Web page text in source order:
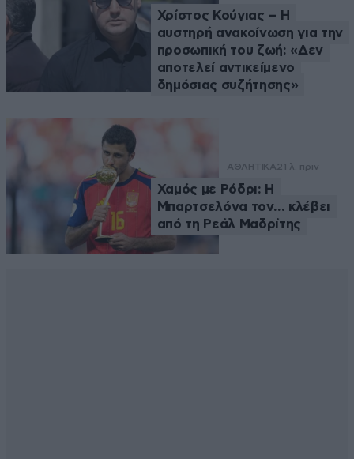
Χρίστος Κούγιας – Η
αυστηρή ανακοίνωση για την
προσωπική του ζωή: «Δεν
αποτελεί αντικείμενο
δημόσιας συζήτησης»
ΑΘΛΗΤΙΚΑ21 λ. πριν
Χαμός με Ρόδρι: Η
Μπαρτσελόνα τον… κλέβει
από τη Ρεάλ Μαδρίτης